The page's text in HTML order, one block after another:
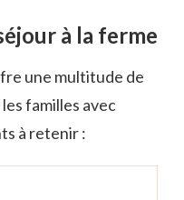
à la ferme
une multitude de
familles avec
à retenir :